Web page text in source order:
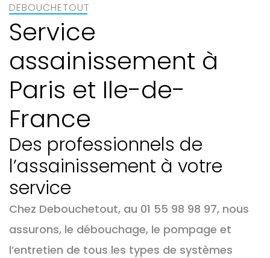
DEBOUCHETOUT
Service
assainissement à
Paris et Ile-de-
France
Des professionnels de
l’assainissement à votre
service
Chez Debouchetout, au 01 55 98 98 97, nous
assurons, le débouchage, le pompage et
l’entretien de tous les types de systèmes